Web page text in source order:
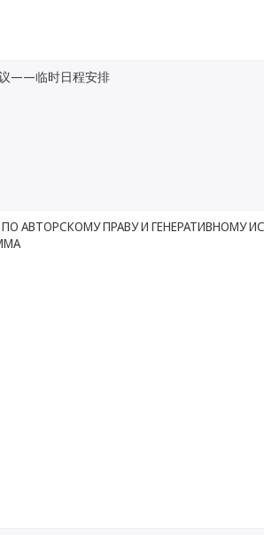
议——临时日程安排
АВТОРСКОМУ ПРАВУ И ГЕНЕРАТИВНОМУ